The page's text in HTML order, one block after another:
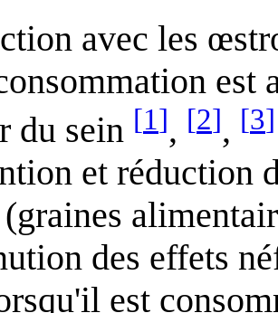
avec les
est
du sein [1], [2], [3]
et réduction
des effets
est